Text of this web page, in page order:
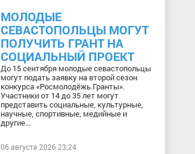
МОЛОДЫЕ
СЕВАСТОПОЛЬЦЫ МОГУТ
ПОЛУЧИТЬ ГРАНТ НА
СОЦИАЛЬНЫЙ ПРОЕКТ
До 15 сентября молодые севастопольцы
могут подать заявку на второй сезон
конкурса «Росмолодёжь.Гранты».
Участники от 14 до 35 лет могут
представить социальные, культурные,
научные, спортивные, медийные и
другие...
06 августа 2026 23:24